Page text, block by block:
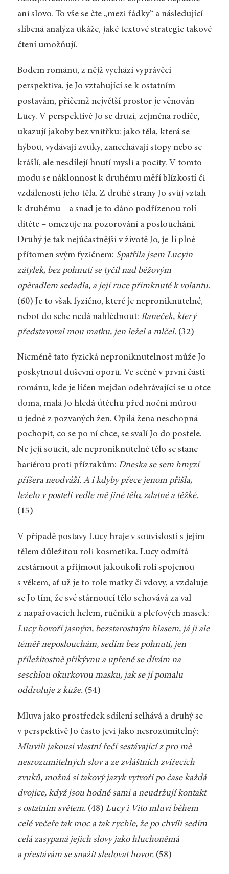
ani slovo. To vše se čte „mezi řádky“ a následující
slíbená analýza ukáže, jaké textové strategie takové
čtení umožňují.
Bodem románu, z nějž vychází vyprávěcí
perspektiva, je Jo vztahující se k ostatním
postavám, přičemž největší prostor je věnován
Lucy. V perspektivě Jo se druzí, zejména rodiče,
ukazují jakoby bez vnitřku: jako těla, která se
hýbou, vydávají zvuky, zanechávají stopy nebo se
krášlí, ale nesdílejí hnutí mysli a pocity. V tomto
modu se náklonnost k druhému měří blízkostí či
vzdáleností jeho těla. Z druhé strany Jo svůj vztah
k druhému – a snad je to dáno podřízenou rolí
dítěte – omezuje na pozorování a poslouchání.
Druhý je tak nejúčastnější v životě Jo, je-li plně
přítomen svým fyzičnem: Spatřila jsem Lucyin
zátylek, bez pohnutí se tyčil nad béžovým
opěradlem sedadla, a její ruce přimknuté k volantu.
(60) Je to však fyzično, které je neproniknutelné,
neboť do sebe nedá nahlédnout: Raneček, který
představoval mou matku, jen ležel a mlčel.(32)
Nicméně tato fyzická neproniknutelnost může Jo
poskytnout duševní oporu. Ve scéně v první části
románu, kde je líčen mejdan odehrávající se u otce
doma, malá Jo hledá útěchu před noční můrou
u jedné z pozvaných žen. Opilá žena neschopná
pochopit, co se po ní chce, se svalí Jo do postele.
Ne její soucit, ale neproniknutelné tělo se stane
bariérou proti přízrakům: Dneska se sem hmyzí
příšera neodváží. A i kdyby přece jenom přišla,
leželo v posteli vedle mě jiné tělo, zdatné a těžké.
(15)
V případě postavy Lucy hraje v souvislosti s jejím
tělem důležitou roli kosmetika. Lucy odmítá
zestárnout a přijmout jakoukoli roli spojenou
s věkem, ať už je to role matky či vdovy, a vzdaluje
se Jo tím, že své stárnoucí tělo schovává za val
z napařovacích helem, ručníků a pleťových masek:
Lucy hovoří jasným, bezstarostným hlasem, já ji ale
téměř neposlouchám, sedím bez pohnutí, jen
příležitostně přikývnu a upřeně se dívám na
seschlou okurkovou masku, jak se jí pomalu
oddroluje z kůže.(54)
Mluva jako prostředek sdílení selhává a druhý se
v perspektivě Jo často jeví jako nesrozumitelný:
Mluvili jakousi vlastní řečí sestávající z pro mě
nesrozumitelných slov a ze zvláštních zvířecích
zvuků, možná si takový jazyk vytvoří po čase každá
dvojice, když jsou hodně sami a neudržují kontakt
s ostatním světem.(48) Lucy i Vito mluví během
celé večeře tak moc a tak rychle, že po chvíli sedím
celá zasypaná jejich slovy jako hluchoněmá
a přestávám se snažit sledovat hovor.(58)